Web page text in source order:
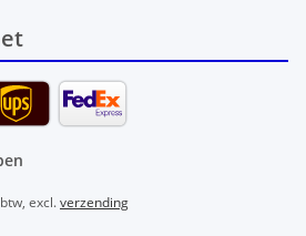
excl.verzending